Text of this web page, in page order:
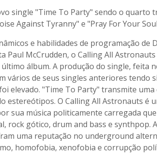
single "Time To Party" sendo o quarto
Against Tyranny" e "Pray For Your
e habilidades de programação de
Paul McCrudden, o Calling All
último álbum. A produção do single, feita
vários de seus singles anteriores tendo
elevado. "Time To Party" transmite
estereótipos. O Calling All Astronauts é
sua música politicamente carregada
rock gótico, drum and bass e synthpop.
uma reputação no underground
homofobia, xenofobia e corrupção